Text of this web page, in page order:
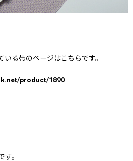
る帯のページはこちらです。
product/1890
す。